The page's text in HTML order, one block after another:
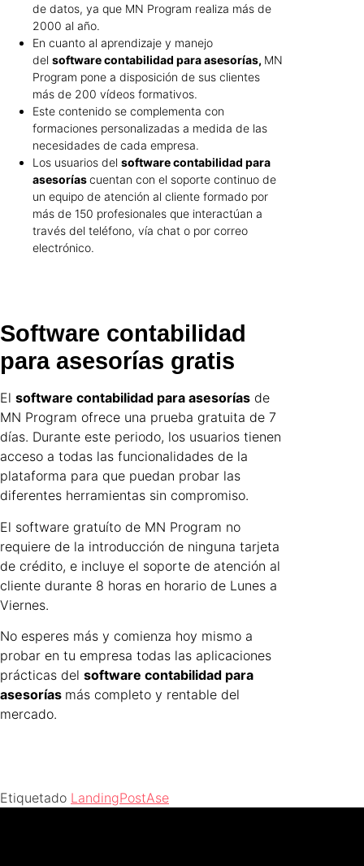
de datos, ya que MN Program realiza más de
2000 al año.
En cuanto al aprendizaje y manejo
del software contabilidad para asesorías, MN
Program pone a disposición de sus clientes
más de 200 vídeos formativos.
Este contenido se complementa con
formaciones personalizadas a medida de las
necesidades de cada empresa.
Los usuarios del software contabilidad para
asesoríascuentan con el soporte continuo de
un equipo de atención al cliente formado por
más de 150 profesionales que interactúan a
través del teléfono, vía chat o por correo
electrónico.
Software contabilidad
para asesorías gratis
El software contabilidad para asesorías de
MN Program ofrece una prueba gratuita de 7
días. Durante este periodo, los usuarios tienen
acceso a todas las funcionalidades de la
plataforma para que puedan probar las
diferentes herramientas sin compromiso.
El software gratuíto de MN Program no
requiere de la introducción de ninguna tarjeta
de crédito, e incluye el soporte de atención al
cliente durante 8 horas en horario de Lunes a
Viernes.
No esperes más y comienza hoy mismo a
probar en tu empresa todas las aplicaciones
prácticas del software contabilidad para
asesorías más completo y rentable del
mercado.
Etiquetado LandingPostAse